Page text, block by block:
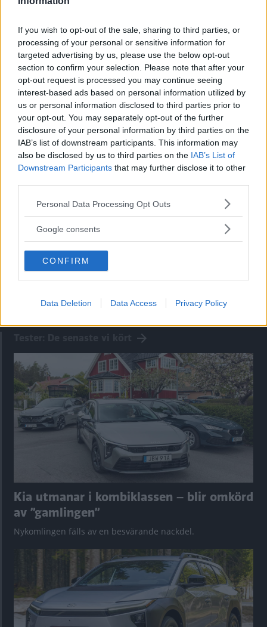
If you wish to opt-out of the sale, sharing to third parties, or
processing of your personal or sensitive information for
targeted advertising by us, please use the below opt-out
section to confirm your selection. Please note that after your
opt-out request is processed you may continue seeing
interest-based ads based on personal information utilized by
us or personal information disclosed to third parties prior to
your opt-out. You may separately opt-out of the further
disclosure of your personal information by third parties on the
IAB’s list of downstream participants. This information may
also be disclosed by us to third parties on the IAB’s List of
Downstream Participants that may further disclose it to other
Please note that this website/app uses one or more Google
not limited to your visit or usage behaviour. You may click to
use your data for below specified purposes in below Google
consent section.
Personal Data Processing Opt Outs
Google consents
CONFIRM
Data Deletion Data Access Privacy Policy
Stängt
ämne
Styrsnäcka
Avfizd8 years 2 months sedan
12
Stängt
ämne
Göra en stortvätt
AvJonathan LP Hylse 8 years 2 months
sedan
1
Stängt
ämne
Hur mycket vax går det åt
Avzosma10 years 3 months sedan
7
Paginering
Nuvarande
1 Sida
2 Sida
3
Nästa
›
Kia utmanar i kombiklassen – blir omkörd
av ”gamlingen”
Nykomlingen fälls av en besvärande nackdel.